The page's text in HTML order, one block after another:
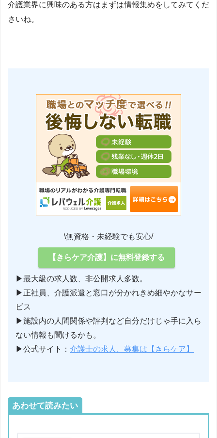
介護業界に興味のある方はまずは情報集めをしてみてくだ
さいね。
\無資格・未経験でも安心/
【きらケア介護】に無料登録する
▶最大級の求人数、非公開求人多数。
▶正社員、介護派遣と窓口が分かれきめ細やかなサー
ビス
▶施設内の人間関係や評判など自分だけじゃ手に入ら
ない情報も聞けるかも。
▶公式サイト： 介護士の求人、募集は【きらケア】
あわせて読みたい